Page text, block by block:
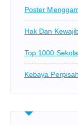
Poster
Hak Dan
Top 1000
Kebaya